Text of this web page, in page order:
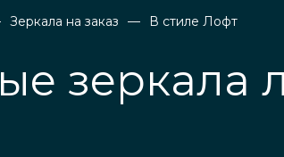
Зеркала на заказ В стиле Лофт
зеркала